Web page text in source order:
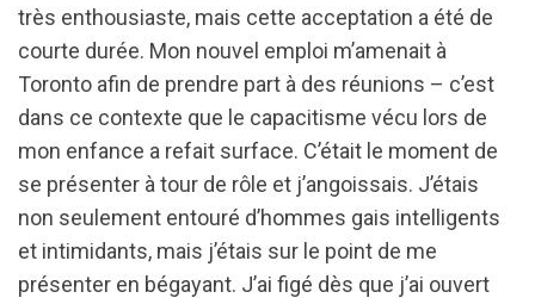
très enthousiaste, mais cette acceptation a été de
courte durée. Mon nouvel emploi m’amenait à
Toronto afin de prendre part à des réunions – c’est
dans ce contexte que le capacitisme vécu lors de
mon enfance a refait surface. C’était le moment de
se présenter à tour de rôle et j’angoissais. J’étais
non seulement entouré d’hommes gais intelligents
et intimidants, mais j’étais sur le point de me
présenter en bégayant. J’ai figé dès que j’ai ouvert